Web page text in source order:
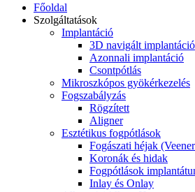
Főoldal
Szolgáltatások
Implantáció
3D navigált implantáció
Azonnali implantáció
Csontpótlás
Mikroszkópos gyökérkezelés
Fogszabályzás
Rögzített
Aligner
Esztétikus fogpótlások
Fogászati héjak
Koronák és hidak
Fogpótlások
Inlay és Onlay